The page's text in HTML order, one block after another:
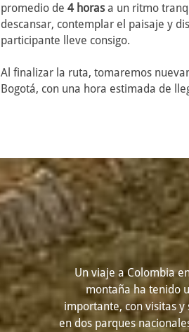
promedio de 4 horas a un ritmo
descansar, contemplar el paisaje y
participante lleve consigo.
Al finalizar la ruta, tomaremos
Bogotá, con una hora estimada de
Un viaje a Colombia
montaña ha tenido
importante, con visitas y
en dos parques